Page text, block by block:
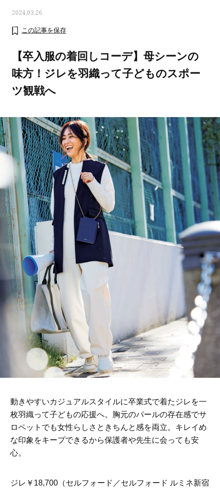
ママとパパに贈る「ジェンダーレ
ス学」
人気の40代髪型・ヘ
タログ
2024.03.26
この記事を保存
【卒入服の着回しコーデ】母シーンの
味方！ジレを羽織って子どものスポー
ツ観戦へ
動きやすいカジュアルスタイルに卒業式で着たジレを一
枚羽織って子どもの応援へ。胸元のパールの存在感でサ
ロペットでも女性らしさときちんと感を両立。キレイめ
な印象をキープできるから保護者や先生に会っても安
心。
ジレ￥18,700（セルフォード／セルフォード ルミネ新宿